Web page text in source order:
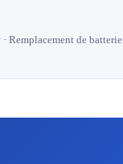
· Remplacement de batterie